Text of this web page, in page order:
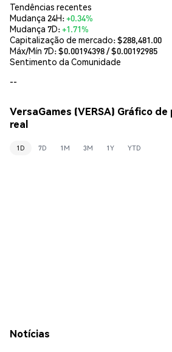
Tendências recentes
Mudança 24H:+0.34%
Mudança 7D:+1.71%
Capitalização de mercado:$288,481.00
Máx/Mín 7D: $0.00194398/ $0.00192985
Sentimento da Comunidade
--
VersaGames (VERSA) Gráfico
real
1D 7D 1M 3M 1Y YTD
Notícias